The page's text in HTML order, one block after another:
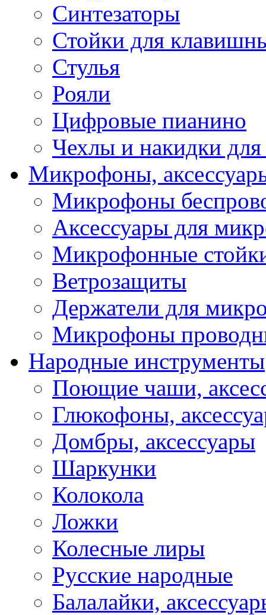
Синтезаторы
Стойки для
Стулья
Рояли
Цифровые пианино
Чехлы и накидки
Микрофоны,
Микрофоны
Аксессуары для
Микрофонные
Ветрозащиты
Держатели для
Микрофоны
Народные инструменты
Поющие чаши,
Глюкофоны,
Домбры, аксессуары
Шаркунки
Колокола
Ложки
Колесные лиры
Русские народные
Балалайки,